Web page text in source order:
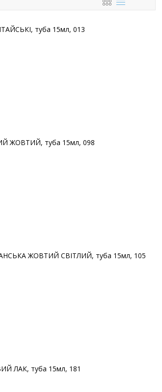
туба 15мл, 013
ЖОВТИЙ, туба 15мл, 098
ЖОВТИЙ СВІТЛИЙ, туба 15мл, 105
ЛАК, туба 15мл, 181